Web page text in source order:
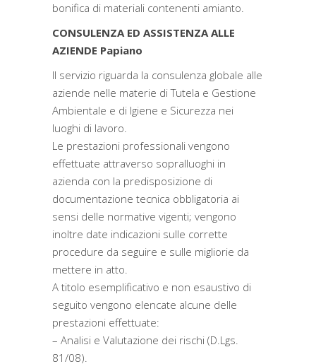
bonifica di materiali contenenti amianto.
CONSULENZA ED ASSISTENZA ALLE
AZIENDE Papiano
Il servizio riguarda la consulenza globale alle
aziende nelle materie di Tutela e Gestione
Ambientale e di Igiene e Sicurezza nei
luoghi di lavoro.
Le prestazioni professionali vengono
effettuate attraverso sopralluoghi in
azienda con la predisposizione di
documentazione tecnica obbligatoria ai
sensi delle normative vigenti; vengono
inoltre date indicazioni sulle corrette
procedure da seguire e sulle migliorie da
mettere in atto.
A titolo esemplificativo e non esaustivo di
seguito vengono elencate alcune delle
prestazioni effettuate:
– Analisi e Valutazione dei rischi (D.Lgs.
81/08).